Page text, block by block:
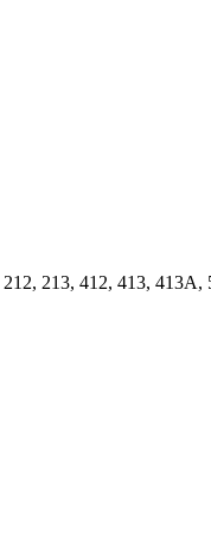
213, 412, 413, 413A,